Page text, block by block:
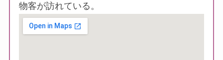
物客が訪れている。